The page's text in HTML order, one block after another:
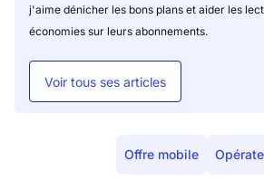
j'aime dénicher les bons plans et aider les
économies sur leurs abonnements.
Voir tous ses articles
Offre mobile